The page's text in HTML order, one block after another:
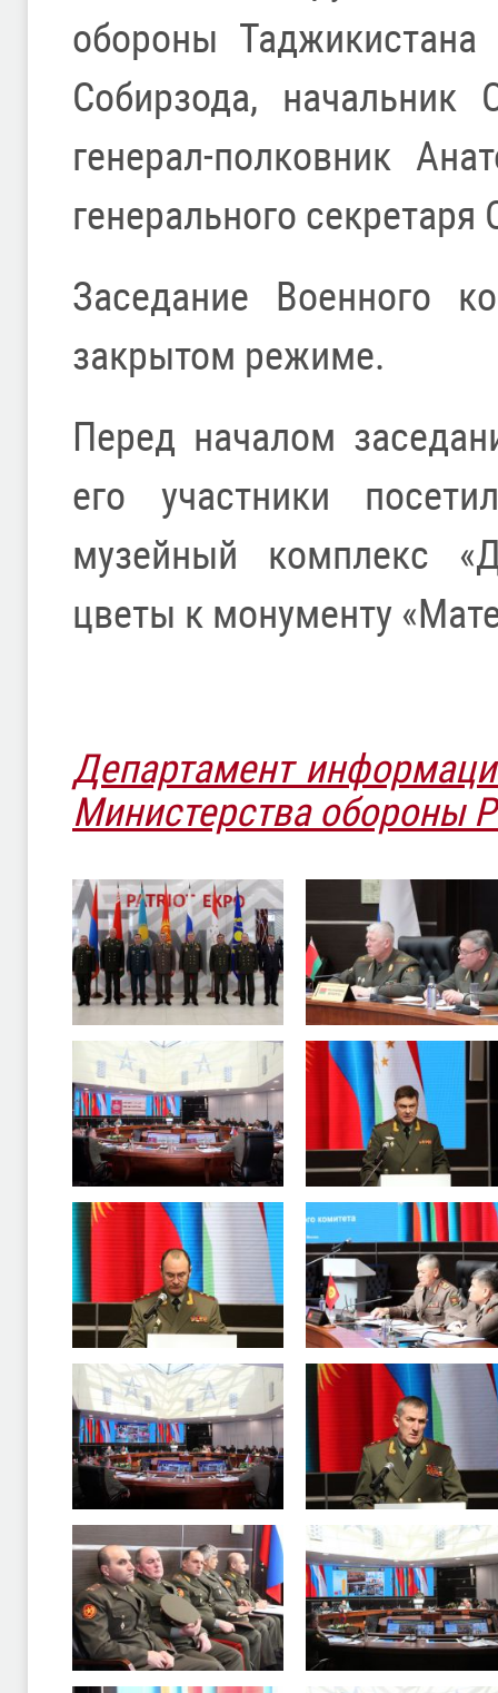
обороны Таджикистана
Собирзода,
генерал-полковник
генерального
Заседание Военного
закрытом режиме.
Перед началом
его участники
музейный комплекс
цветы к монументу
Департамент
Министерства обороны